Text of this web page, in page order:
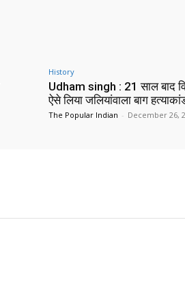
History
Udham singh : 21 साल बाद
ऐसे लिया जलियांवाला बाग
The Popular Indian - December 26,